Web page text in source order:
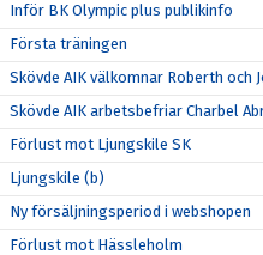
Inför BK Olympic plus publikinfo
Första träningen
Skövde AIK välkomnar Roberth och
Skövde AIK arbetsbefriar Charbel
Förlust mot Ljungskile SK
Ljungskile (b)
Ny försäljningsperiod i webshopen
Förlust mot Hässleholm